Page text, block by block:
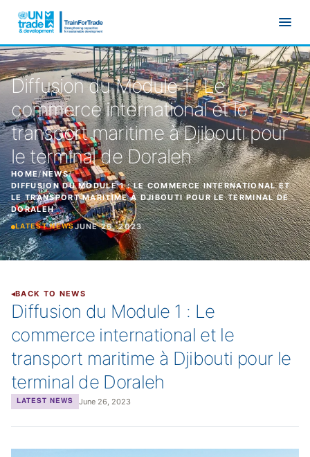
Diffusion du Module 1 : Le
commerce international et le
transport maritime à Djibouti pour
le terminal de Doraleh
HOME/NEWS/
DIFFUSION DU MODULE 1 : LE COMMERCE INTERNATIONAL ET
LE TRANSPORT MARITIME À DJIBOUTI POUR LE TERMINAL DE
DORALEH
LATEST NEWSJUNE 26, 2023
BACK TO NEWS
Diffusion du Module 1 : Le
commerce international et le
transport maritime à Djibouti pour le
terminal de Doraleh
LATEST NEWS June 26, 2023